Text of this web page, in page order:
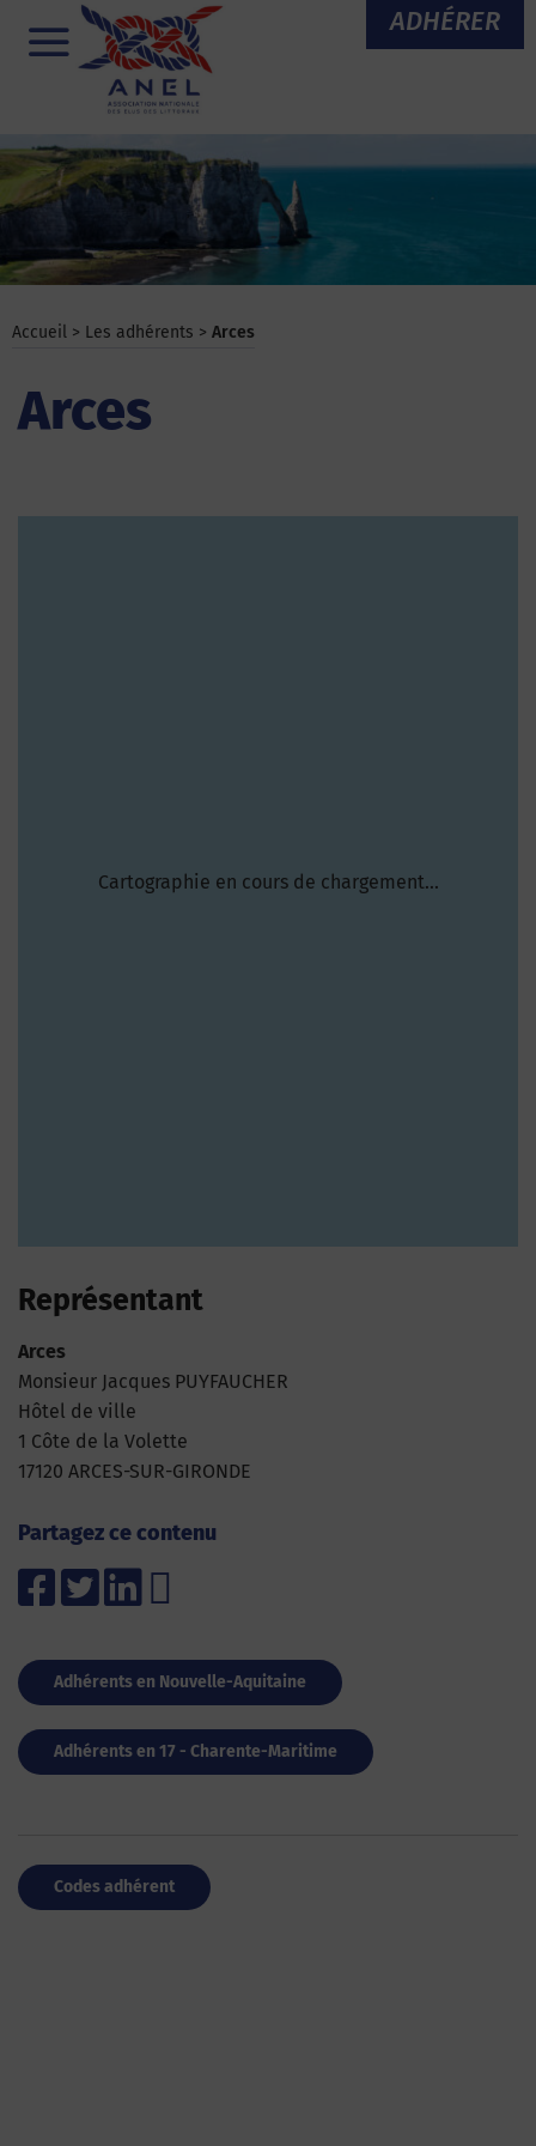
ADHÉRER
Menu
Accueil > Les adhérents > Arces
Arces
Cartographie en cours de chargement...
Représentant
Arces
Monsieur Jacques PUYFAUCHER
Hôtel de ville
1 Côte de la Volette
17120 ARCES-SUR-GIRONDE
Partagez ce contenu
Adhérents en Nouvelle-Aquitaine
Adhérents en 17 - Charente-Maritime
Codes adhérent